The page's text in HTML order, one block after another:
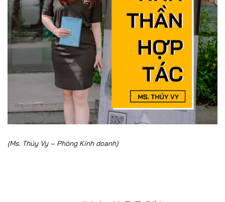
(Ms. Thúy Vy – Phòng Kinh doanh)